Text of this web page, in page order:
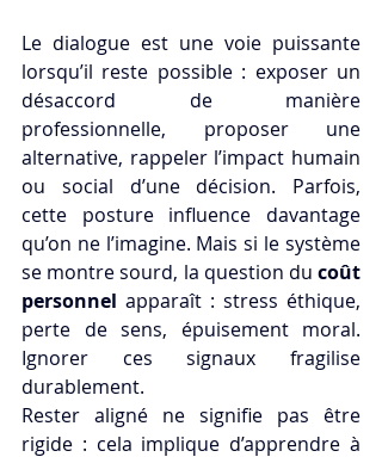
Le dialogue est une voie puissante
lorsqu’il reste possible : exposer un
désaccord de manière
professionnelle, proposer une
alternative, rappeler l’impact humain
ou social d’une décision. Parfois,
cette posture influence davantage
qu’on ne l’imagine. Mais si le système
se montre sourd, la question du coût
personnel apparaît : stress éthique,
perte de sens, épuisement moral.
Ignorer ces signaux fragilise
durablement.
Rester aligné ne signifie pas être